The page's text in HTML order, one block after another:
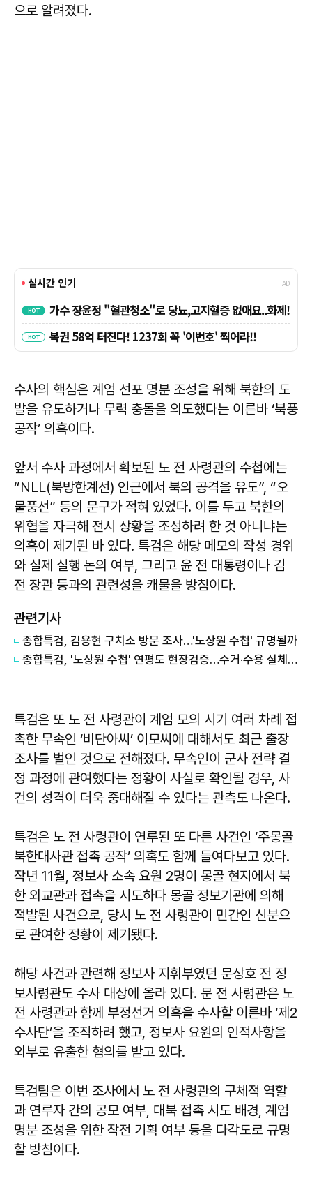
으로 알려졌다.
수사의 핵심은 계엄 선포 명분 조성을 위해 북한의 도
발을 유도하거나 무력 충돌을 의도했다는 이른바 ‘북풍
공작’ 의혹이다.
앞서 수사 과정에서 확보된 노 전 사령관의 수첩에는
“NLL(북방한계선) 인근에서 북의 공격을 유도”, “오
물풍선” 등의 문구가 적혀 있었다. 이를 두고 북한의
위협을 자극해 전시 상황을 조성하려 한 것 아니냐는
의혹이 제기된 바 있다. 특검은 해당 메모의 작성 경위
와 실제 실행 논의 여부, 그리고 윤 전 대통령이나 김
전 장관 등과의 관련성을 캐물을 방침이다.
관련기사
종합특검, 김용현 구치소 방문 조사…'노상원 수첩' 규명될까
종합특검, '노상원 수첩' 연평도 현장검증…수거·수용 실체 추적
특검은 또 노 전 사령관이 계엄 모의 시기 여러 차례 접
촉한 무속인 ‘비단아씨’ 이모씨에 대해서도 최근 출장
조사를 벌인 것으로 전해졌다. 무속인이 군사 전략 결
정 과정에 관여했다는 정황이 사실로 확인될 경우, 사
건의 성격이 더욱 중대해질 수 있다는 관측도 나온다.
특검은 노 전 사령관이 연루된 또 다른 사건인 ‘주몽골
북한대사관 접촉 공작’ 의혹도 함께 들여다보고 있다.
작년 11월, 정보사 소속 요원 2명이 몽골 현지에서 북
한 외교관과 접촉을 시도하다 몽골 정보기관에 의해
적발된 사건으로, 당시 노 전 사령관이 민간인 신분으
로 관여한 정황이 제기됐다.
해당 사건과 관련해 정보사 지휘부였던 문상호 전 정
보사령관도 수사 대상에 올라 있다. 문 전 사령관은 노
전 사령관과 함께 부정선거 의혹을 수사할 이른바 ‘제2
수사단’을 조직하려 했고, 정보사 요원의 인적사항을
외부로 유출한 혐의를 받고 있다.
특검팀은 이번 조사에서 노 전 사령관의 구체적 역할
과 연루자 간의 공모 여부, 대북 접촉 시도 배경, 계엄
명분 조성을 위한 작전 기획 여부 등을 다각도로 규명
할 방침이다.